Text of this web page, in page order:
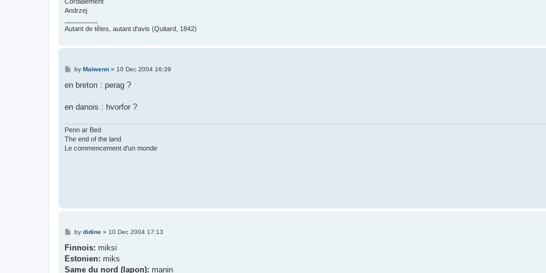
Andrzej
Autant de têtes, autant d'avis (Quitard, 1842)
P
s
by Maïwenn» 10 Dec 2004 16:39
en breton : perag ?
en danois : hvorfor ?
Penn ar Bed
The end of the land
Le commencement d'un monde
P
s
by didine» 10 Dec 2004 17:13
Finnois: miksi
Estonien: miks
Same du nord (lapon): manin